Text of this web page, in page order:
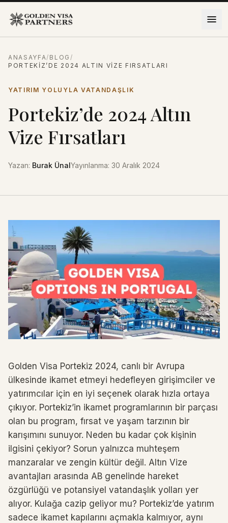
ANASAYFA/ BLOG /
PORTEKIZ’DE 2024 ALTIN VIZE FIRSATLARI
YATIRIM YOLUYLA VATANDAŞLIK
Portekiz’de 2024 Altın
Vize Fırsatları
Yazan: Burak ÜnalYayınlanma: 30 Aralık 2024
Golden Visa Portekiz 2024, canlı bir Avrupa
ülkesinde ikamet etmeyi hedefleyen girişimciler ve
yatırımcılar için en iyi seçenek olarak hızla ortaya
çıkıyor. Portekiz’in ikamet programlarının bir parçası
olan bu program, fırsat ve yaşam tarzının bir
karışımını sunuyor. Neden bu kadar çok kişinin
ilgisini çekiyor? Sorun yalnızca muhteşem
manzaralar ve zengin kültür değil. Altın Vize
avantajları arasında AB genelinde hareket
özgürlüğü ve potansiyel vatandaşlık yolları yer
alıyor. Kulağa cazip geliyor mu? Portekiz’de yatırım
sadece ikamet kapılarını açmakla kalmıyor, aynı